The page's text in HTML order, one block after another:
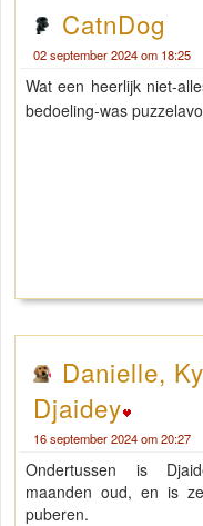
CatnDog
02 september 2024 om 18:25
Wat een heerlijk niet-
bedoeling-was
Danielle,
Djaidey
16 september 2024 om 20:27
Ondertussen is
maanden oud, en is
puberen.